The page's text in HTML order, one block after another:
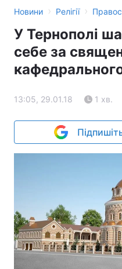
Новини › Релігії ›
У Тернополі
себе за
13:05, 29.01.18 1 хв.